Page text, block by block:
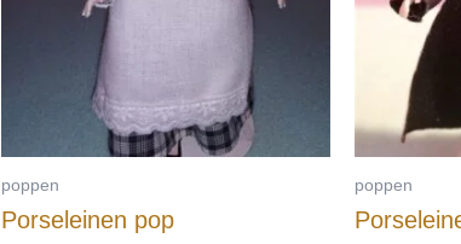
poppen
Porseleinen pop
poppen